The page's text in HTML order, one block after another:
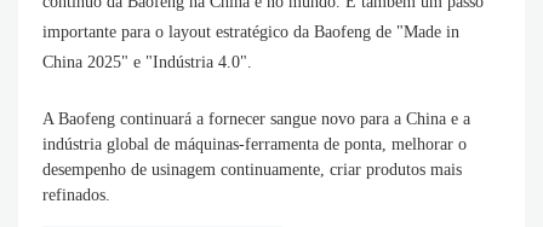
importante para o layout estratégico da Baofeng de "Made in
China 2025" e "Indústria 4.0".
A Baofeng continuará a fornecer sangue novo para a China e a
indústria global de máquinas-ferramenta de ponta, melhorar o
desempenho de usinagem continuamente, criar produtos mais
refinados.